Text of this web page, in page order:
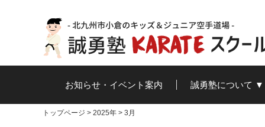
お知らせ・イベント案内 誠勇塾について ▼
トップページ > 2025年 > 3月